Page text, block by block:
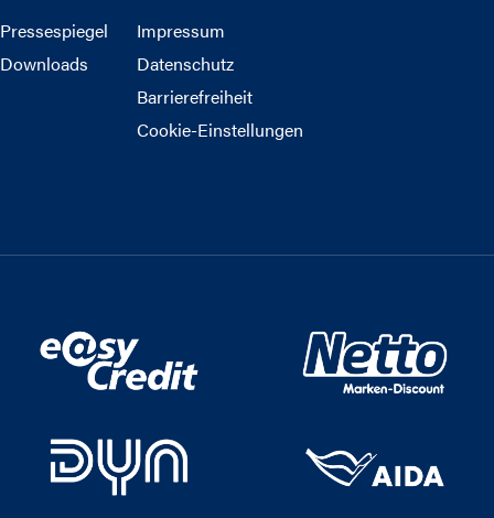
Pressespiegel
Downloads
Impressum
Datenschutz
Barrierefreiheit
Cookie-Einstellungen